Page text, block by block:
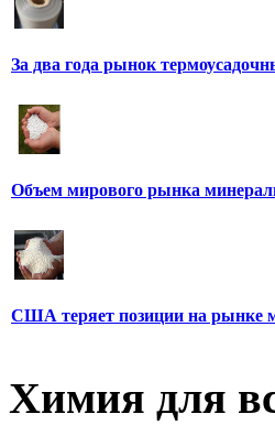
За два года рынок
Объем мирового рынка
США теряет позиции на рынке
Химия для